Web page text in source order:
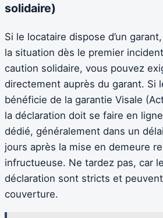
solidaire)
Si le locataire dispose d’un
la situation dès le premier
caution solidaire, vous pouvez
directement auprès du garant. Si
bénéficie de la garantie Visale
la déclaration doit se faire en
dédié, généralement dans un
jours après la mise en demeure
infructueuse. Ne tardez pas, car
déclaration sont stricts et
couverture.